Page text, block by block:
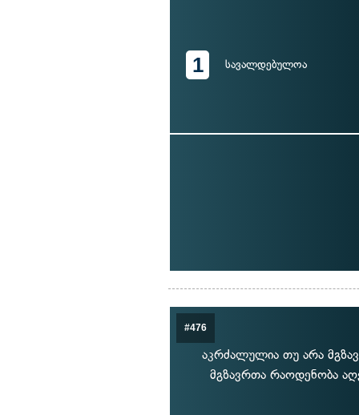
1 სავალდებულოა
#476
აკრძალულია თუ არა
მგზავრთა რაოდენობა